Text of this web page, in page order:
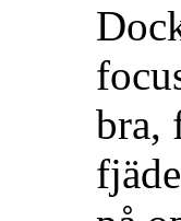
bra,